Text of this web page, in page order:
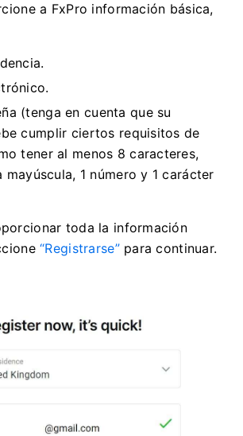
a FxPro información básica,
(tenga en cuenta que su
cumplir ciertos requisitos de
tener al menos 8 caracteres,
mayúscula, 1 número y 1 carácter
toda la información
“Registrarse”para continuar.